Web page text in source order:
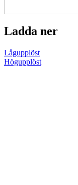
Ladda ner
Lågupplöst
Högupplöst